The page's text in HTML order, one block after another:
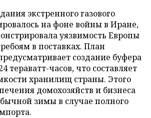
экстренного газового
на фоне войны в Иране,
уязвимость Европы
в поставках. План
создание буфера
тераватт-часов, что составляет
хранилищ страны. Этого
домохозяйств и бизнеса
зимы в случае полного